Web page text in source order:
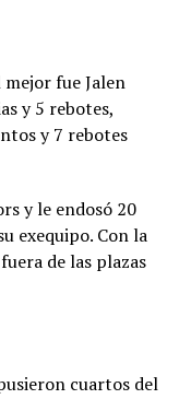
fue Jalen
y 5 rebotes,
y 7 rebotes
y le endosó 20
exequipo. Con la
de las plazas
cuartos del